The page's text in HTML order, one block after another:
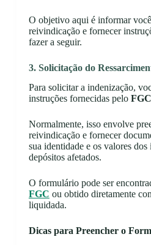
O objetivo aqui é informar
reivindicação e fornecer
fazer a seguir.
3. Solicitação do
Para solicitar a indenização,
instruções fornecidas pelo FGC
Normalmente, isso envolve
reivindicação e fornecer
sua identidade e os valores
depósitos afetados.
O formulário pode ser
FGC ou obtido diretamente
liquidada.
Dicas para Preencher o